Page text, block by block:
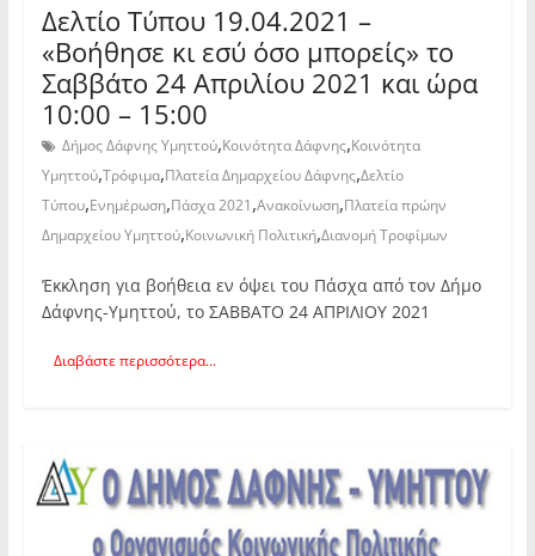
Δελτίο Τύπου 19.04.2021 –
«Βοήθησε κι εσύ όσο μπορείς» το
Σαββάτο 24 Απριλίου 2021 και ώρα
10:00 – 15:00
Δήμος Δάφνης Υμηττού,Κοινότητα Δάφνης,Κοινότητα
Υμηττού,Τρόφιμα,Πλατεία Δημαρχείου Δάφνης,Δελτίο
Τύπου,Ενημέρωση,Πάσχα 2021,Ανακοίνωση,Πλατεία πρώην
Δημαρχείου Υμηττού,Κοινωνική Πολιτική,Διανομή Τροφίμων
Έκκληση για βοήθεια εν όψει του Πάσχα από τον Δήμο
Δάφνης-Υμηττού, το ΣΑΒΒΑΤΟ 24 ΑΠΡΙΛΙΟΥ 2021
Διαβάστε περισσότερα...